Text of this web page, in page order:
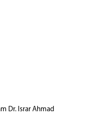
Dr. Israr Ahmad